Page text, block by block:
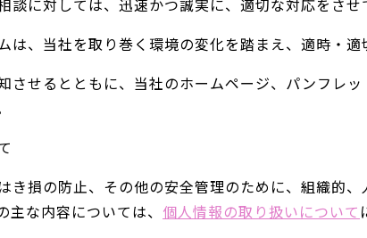
に対しては、迅速かつ誠実に、適切な対応をさせ
は、当社を取り巻く環境の変化を踏まえ、適時・適
させるとともに、当社のホームページ、パンフレ
き損の防止、その他の安全管理のために、組織的
な内容については、 個人情報の取り扱いについて